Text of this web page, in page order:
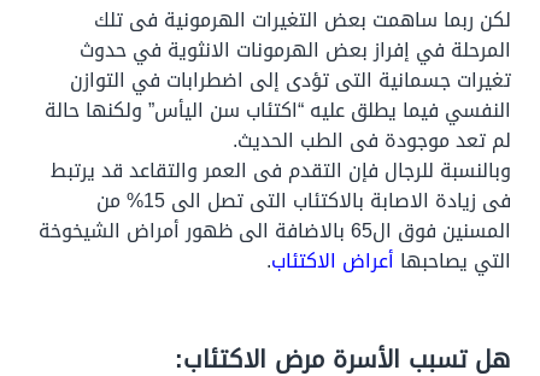
لكن ربما ساهمت بعض التغيرات الهرمونية فى تلك
المرحلة في إفراز بعض الهرمونات الانثوية في حدوث
تغيرات جسمانية التى تؤدى إلى اضطرابات في التوازن
النفسي فيما يطلق عليه “اكتئاب سن اليأس” ولكنها حالة
لم تعد موجودة فى الطب الحديث.
وبالنسبة للرجال فإن التقدم فى العمر والتقاعد قد يرتبط
فى زيادة الاصابة بالاكتئاب التى تصل الى 15% من
المسنين فوق ال65 بالاضافة الى ظهور أمراض الشيخوخة
التي يصاحبها أعراض الاكتئاب.
هل تسبب الأسرة مرض الاكتئاب: